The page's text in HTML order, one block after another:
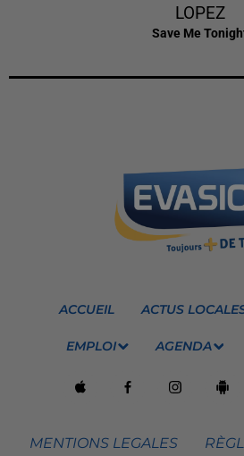
LOPEZ
Save Me
ACCUEIL ACTUS
EMPLOI AGENDA
MENTIONS LEGALES